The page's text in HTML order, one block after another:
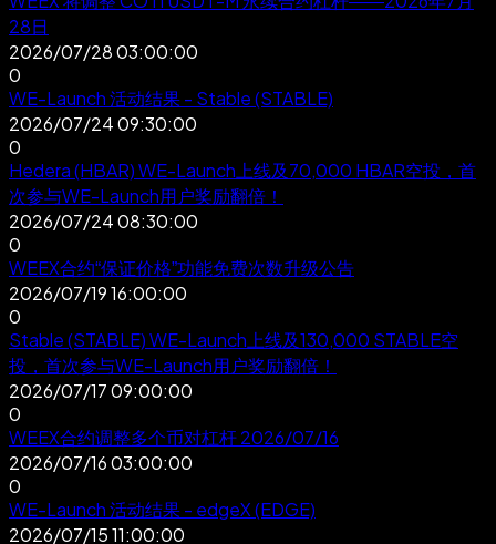
28日
2026/07/28 03:00:00
0
WE-Launch 活动结果 - Stable (STABLE)
2026/07/24 09:30:00
0
Hedera (HBAR) WE-Launch上线及70,000 HBAR空投，首
次参与WE-Launch用户奖励翻倍！
2026/07/24 08:30:00
0
WEEX合约“保证价格”功能免费次数升级公告
2026/07/19 16:00:00
0
Stable (STABLE) WE-Launch上线及130,000 STABLE空
投，首次参与WE-Launch用户奖励翻倍！
2026/07/17 09:00:00
0
WEEX合约调整多个币对杠杆 2026/07/16
2026/07/16 03:00:00
0
WE-Launch 活动结果 - edgeX (EDGE)
2026/07/15 11:00:00